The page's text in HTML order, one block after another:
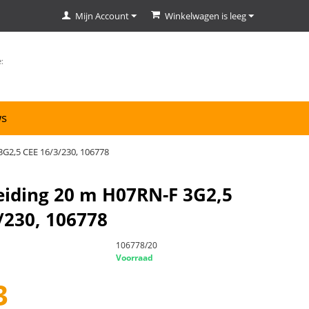
Winkelwagen is leeg
Mijn Account
CEE 16/3/230, 106778
20 m H07RN-F 3G2,5
106778
106778/20
Voorraad